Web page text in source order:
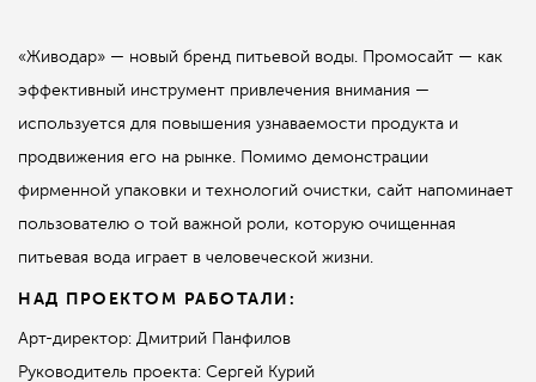
«Живодар» — новый бренд питьевой воды. Промосайт — как
эффективный инструмент привлечения внимания —
используется для повышения узнаваемости продукта и
продвижения его на рынке. Помимо демонстрации
фирменной упаковки и технологий очистки, сайт напоминает
пользователю о той важной роли, которую очищенная
питьевая вода играет в человеческой жизни.
НАД ПРОЕКТОМ РАБОТАЛИ:
Арт-директор: Дмитрий Панфилов
Руководитель проекта: Сергей Курий